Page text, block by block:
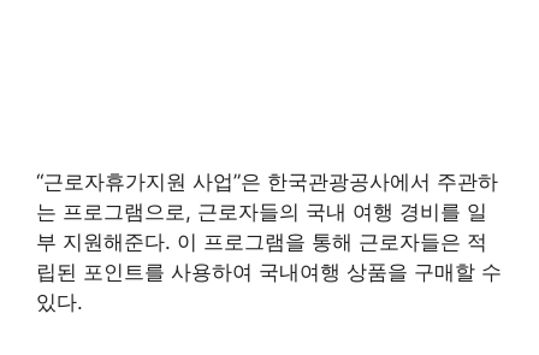
“근로자휴가지원 사업”은 한국관광공사에서 주관하
는 프로그램으로, 근로자들의 국내 여행 경비를 일
부 지원해준다. 이 프로그램을 통해 근로자들은 적
립된 포인트를 사용하여 국내여행 상품을 구매할 수
있다.